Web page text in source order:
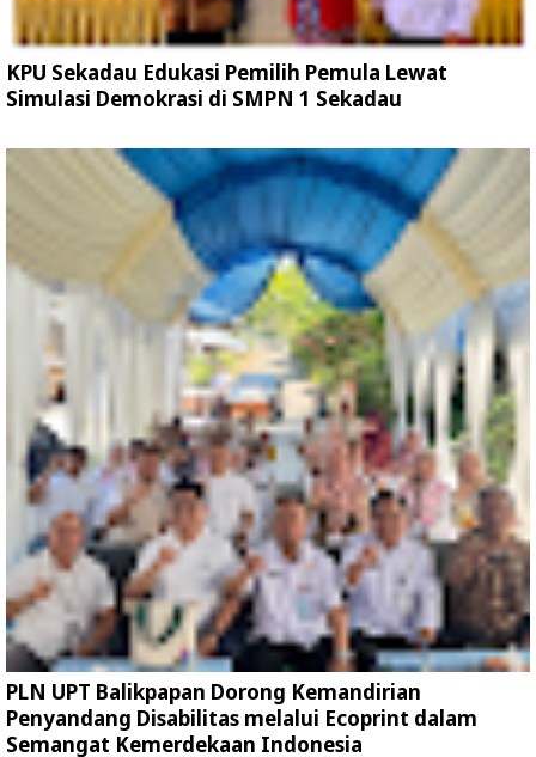
KPU Sekadau Edukasi Pemilih Pemula Lewat
Simulasi Demokrasi di SMPN 1 Sekadau
PLN UPT Balikpapan Dorong Kemandirian
Penyandang Disabilitas melalui Ecoprint dalam
Semangat Kemerdekaan Indonesia